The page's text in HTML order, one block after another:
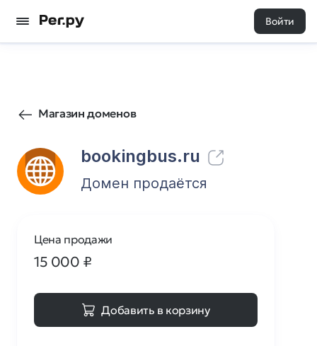
Войти
Магазин доменов
bookingbus.ru
83 0
Домен продаётся
Цена продажи
15 000 ₽
Добавить в корзину